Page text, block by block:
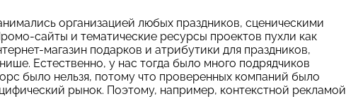
организацией любых праздников, сценическими
сайты и тематические ресурсы проектов пухли как
магазин подарков и атрибутики для праздников,
Естественно, у нас тогда было много подрядчиков
было нельзя, потому что проверенных компаний было
рынок. Поэтому, например, контекстной рекламой